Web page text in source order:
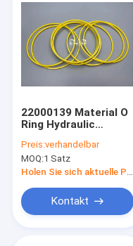
22000139 Material O
Ring Hydraulic
NBR für DH280
Preis:verhandelbar
MOQ:1 Satz
Holen Sie sich aktuelle Preis
Kontakt